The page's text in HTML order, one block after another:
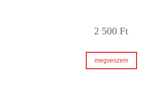
2 500Ft
megveszem